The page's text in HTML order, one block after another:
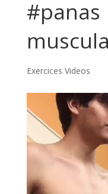
#panas
Exercices Videos